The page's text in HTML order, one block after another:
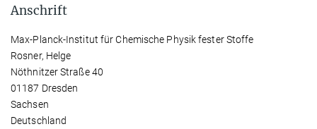
Anschrift
Max-Planck-Institut für Chemische Physik fester Stoffe
Rosner, Helge
Nöthnitzer Straße 40
01187 Dresden
Sachsen
Deutschland